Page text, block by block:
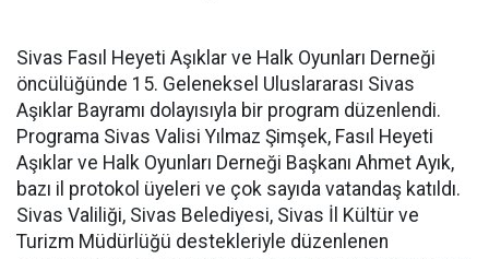
Sivas Fasıl Heyeti Aşıklar ve Halk Oyunları Derneği
öncülüğünde 15. Geleneksel Uluslararası Sivas
Aşıklar Bayramı dolayısıyla bir program düzenlendi.
Programa Sivas Valisi Yılmaz Şimşek, Fasıl Heyeti
Aşıklar ve Halk Oyunları Derneği Başkanı Ahmet Ayık,
bazı il protokol üyeleri ve çok sayıda vatandaş katıldı.
Sivas Valiliği, Sivas Belediyesi, Sivas İl Kültür ve
Turizm Müdürlüğü destekleriyle düzenlenen